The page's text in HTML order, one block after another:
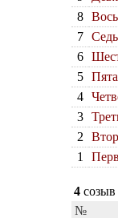
8
7
6
5
4
3
2
1
4
№